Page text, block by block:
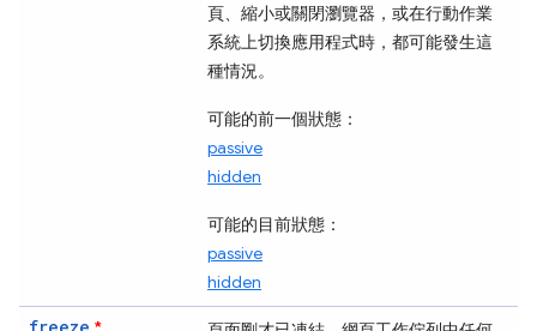
頁、縮小或關閉瀏覽器，或在行動作業
系統上切換應用程式時，都可能發生這
種情況。
可能的前一個狀態：
passive
hidden
可能的目前狀態：
passive
hidden